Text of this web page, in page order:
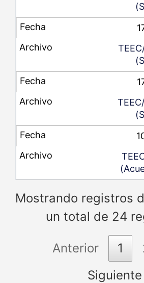
Mostrando registros
un total de 24
Anterior 1
Siguiente